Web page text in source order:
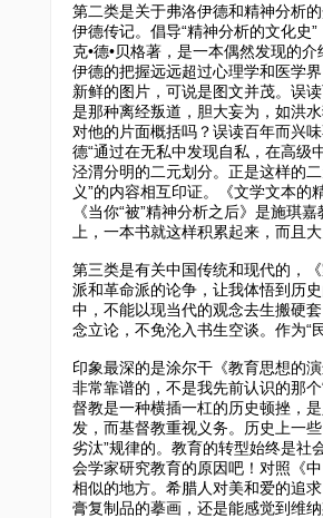
第二类是关于弗洛伊德和精神分析
伊德传记。倡导“精神分析的文化史
克•德•贝格著，是一本偶然发现的
伊德的把握远远超过心理学和医学
新鲜的图片，可说是图文并茂。误
是那种离经叛道，胆大妄为，如洪
对他的片面概括吗？误读百年而兴
德“通过在无私中发现自私，在高级
泾渭分明的二元划分。正是这样的
义”的内容相互印证。《文学文本
《当你“被”精神分析之后》是施琪
上，一本书就这样积累起来，而且
第三类是有关中国传统和现代的，
派和革命派的论争，让我体悟到历
中，不能以现当代的观念去生搬硬
念立论，不免沦入书生空谈。作为“
印象最深的是涂尔干《教育思想的
非常靠谱的，不是我先前认识的那
督教是一种横插一杠的历史顿挫，
发，而基督教重视义务。历史上一
劣汰”规律的。教育的转型始终是社
会学家研究教育的原因吧！对照《
相似的地方。希腊人对美和爱的追
膏复制品的摹画，还是能感觉到维